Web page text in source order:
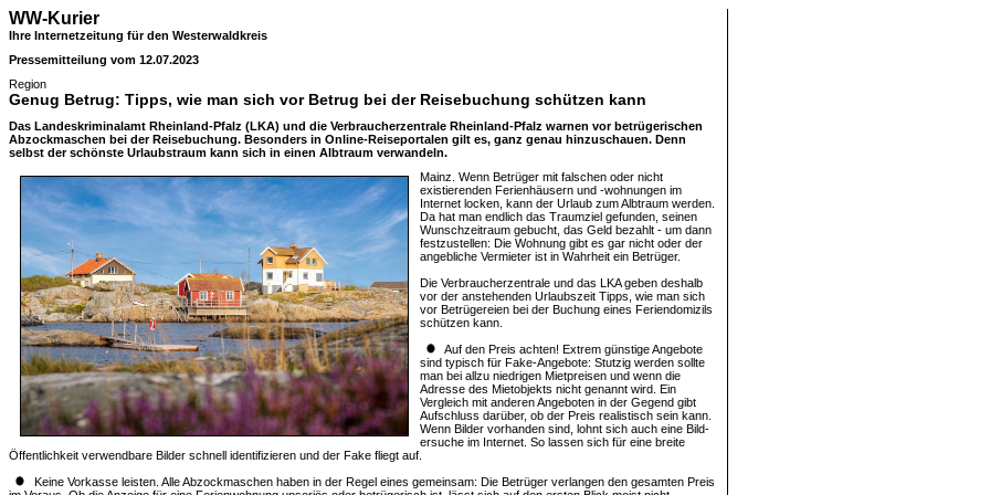
WW-Kurier
Ihre Internetzeitung für den Westerwaldkreis
Pressemitteilung vom 12.07.2023
Region
Genug Betrug: Tipps, wie man sich vor Betrug bei der Reisebuchung schützen kann
Das Landeskriminalamt Rheinland-Pfalz (LKA) und die Verbraucherzentrale Rheinland-Pfalz warnen vor betrügerischen
Abzockmaschen bei der Reisebuchung. Besonders in Online-Reiseportalen gilt es, ganz genau hinzuschauen. Denn
selbst der schönste Urlaubstraum kann sich in einen Albtraum verwandeln.
Mainz. Wenn Betrüger mit falschen oder nicht
existierenden Ferienhäusern und -wohnungen im
Internet locken, kann der Urlaub zum Albtraum werden.
Da hat man endlich das Traumziel gefunden, seinen
Wunschzeitraum gebucht, das Geld bezahlt - um dann
festzustellen: Die Wohnung gibt es gar nicht oder der
angebliche Vermieter ist in Wahrheit ein Betrüger.
Die Verbraucherzentrale und das LKA geben deshalb
vor der anstehenden Urlaubszeit Tipps, wie man sich
vor Betrügereien bei der Buchung eines Feriendomizils
schützen kann.
Auf den Preis achten! Extrem günstige Angebote
sind typisch für Fake-Angebote: Stutzig werden sollte
man bei allzu niedrigen Mietpreisen und wenn die
Adresse des Mietobjekts nicht genannt wird. Ein
Vergleich mit anderen Angeboten in der Gegend gibt
Aufschluss darüber, ob der Preis realistisch sein kann.
Wenn Bilder vorhanden sind, lohnt sich auch eine Bild-
ersuche im Internet. So lassen sich für eine breite
Öffentlichkeit verwendbare Bilder schnell identifizieren und der Fake fliegt auf.
Keine Vorkasse leisten. Alle Abzockmaschen haben in der Regel eines gemeinsam: Die Betrüger verlangen den gesamten Preis